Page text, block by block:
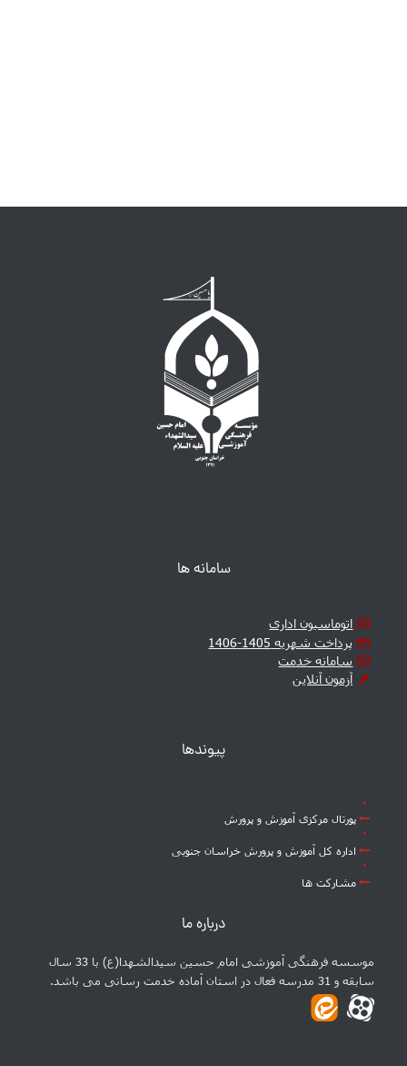
سامانه ها
اتوماسیون اداری
پرداخت شهریه 1405-1406
سامانه خدمت
آزمون آنلاین
پیوندها
پورتال مرکزی آموزش و پرورش
اداره کل آموزش و پرورش خراسان جنوبی
مشارکت ها
درباره ما
موسسه فرهنگی آموزشی امام حسین سیدالشهدا(ع) با 33 سال
سابقه و 31 مدرسه فعال در استان آماده خدمت رسانی می باشد.